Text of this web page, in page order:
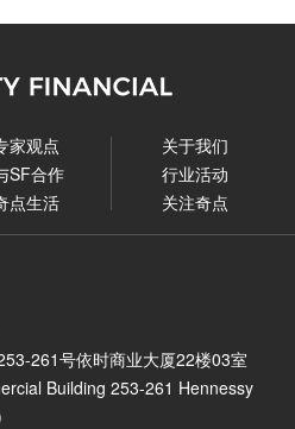
家观点
SF合作
点生活
关于我们
行业活动
关注奇点
261号依时商业大厦22楼03室
Building 253-261 Hennessy